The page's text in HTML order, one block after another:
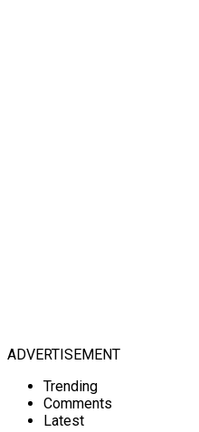
ADVERTISEMENT
Trending
Comments
Latest